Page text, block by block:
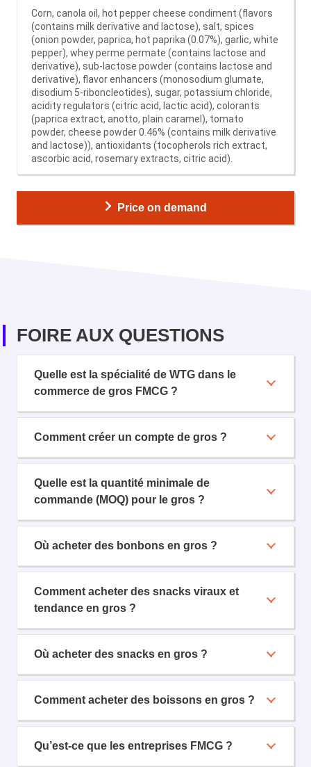
Corn, canola oil, hot pepper cheese condiment (flavors
(contains milk derivative and lactose), salt, spices
(onion powder, paprica, hot paprika (0.07%), garlic, white
pepper), whey perme permate (contains lactose and
derivative), sub-lactose powder (contains lactose and
derivative), flavor enhancers (monosodium glumate,
disodium 5-riboncleotides), sugar, potassium chloride,
acidity regulators (citric acid, lactic acid), colorants
(paprica extract, anotto, plain caramel), tomato
powder, cheese powder 0.46% (contains milk derivative
and lactose)), antioxidants (tocopherols rich extract,
ascorbic acid, rosemary extracts, citric acid).
Price on demand
FOIRE AUX QUESTIONS
Quelle est la spécialité de WTG dans le
commerce de gros FMCG ?
Comment créer un compte de gros ?
Quelle est la quantité minimale de
commande (MOQ) pour le gros ?
Où acheter des bonbons en gros ?
Comment acheter des snacks viraux et
tendance en gros ?
Où acheter des snacks en gros ?
Comment acheter des boissons en gros ?
Qu’est-ce que les entreprises FMCG ?